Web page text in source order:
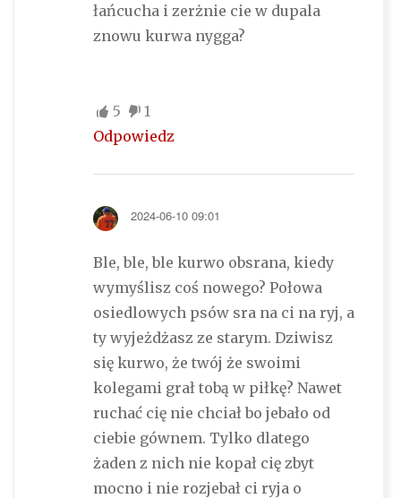
łańcucha i zerżnie cie w dupala
znowu kurwa nygga?
5
1
Odpowiedz
2024-06-10 09:01
Ble, ble, ble kurwo obsrana, kiedy
wymyślisz coś nowego? Połowa
osiedlowych psów sra na ci na ryj, a
ty wyjeżdżasz ze starym. Dziwisz
się kurwo, że twój że swoimi
kolegami grał tobą w piłkę? Nawet
ruchać cię nie chciał bo jebało od
ciebie gównem. Tylko dlatego
żaden z nich nie kopał cię zbyt
mocno i nie rozjebał ci ryja o